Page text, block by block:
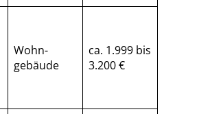
Wohn­
gebäude
ca. 1.999 bis
3.200 €